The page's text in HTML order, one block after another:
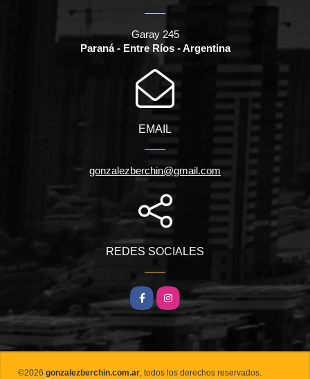
Garay 245
Paraná - Entre Ríos - Argentina
EMAIL
gonzalezberchin@gmail.com
REDES SOCIALES
FacebookInstagram
©2026 gonzalezberchin.com.ar, todos los derechos reservados.